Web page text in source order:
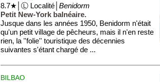
8.7★│Ⓛ Localité│Benidorm
Petit New-York balnéaire.
Jusque dans les années 1950, Benidorm n'était
qu'un petit village de pêcheurs, mais il n'en reste
rien, la ''folie'' touristique des décennies
suivantes s'étant chargé de ...
BILBAO